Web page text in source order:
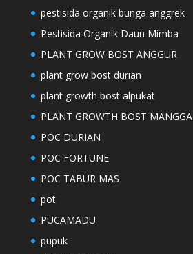
pestisida organik bunga anggrek
Pestisida Organik Daun Mimba
PLANT GROW BOST ANGGUR
plant grow bost durian
plant growth bost alpukat
PLANT GROWTH BOST MANGGA
POC DURIAN
POC FORTUNE
POC TABUR MAS
pot
PUCAMADU
pupuk